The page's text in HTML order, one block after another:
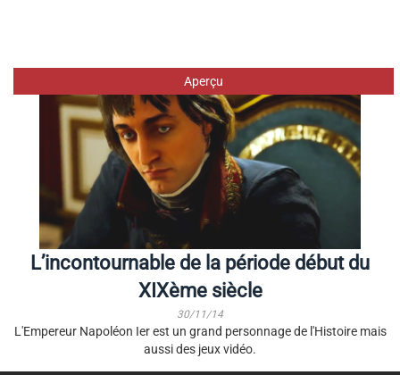
Aperçu
L’incontournable de la période début du
XIXème siècle
30/11/14
L'Empereur Napoléon Ier est un grand personnage de l'Histoire mais
aussi des jeux vidéo.